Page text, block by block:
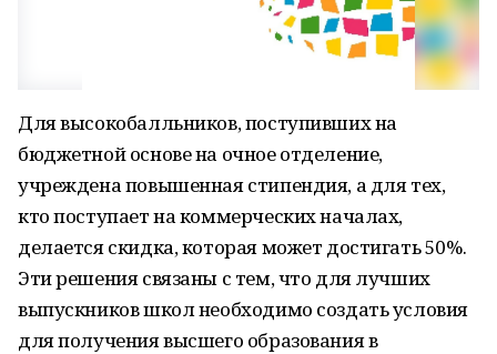
Для высокобалльников, поступивших на
бюджетной основе на очное отделение,
учреждена повышенная стипендия, а для тех,
кто поступает на коммерческих началах,
делается скидка, которая может достигать 50%.
Эти решения связаны с тем, что для лучших
выпускников школ необходимо создать условия
для получения высшего образования в